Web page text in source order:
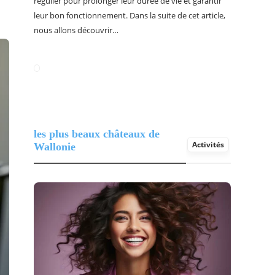
leur bon fonctionnement. Dans la suite de cet article,
nous allons découvrir…
les plus beaux châteaux de
Wallonie
Activités